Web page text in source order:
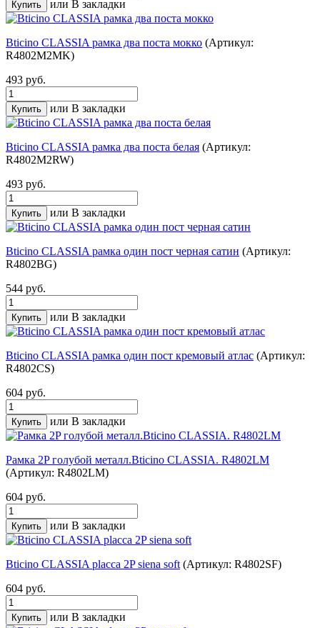
или В закладки
Bticino CLASSIA рамка два поста мокко (Артикул:
R4802M2MK)
493 руб.
или В закладки
Bticino CLASSIA рамка два поста белая (Артикул:
R4802M2RW)
493 руб.
или В закладки
Bticino CLASSIA рамка один пост черная сатин (Артикул:
R4802BG)
544 руб.
или В закладки
Bticino CLASSIA рамка один пост кремовый атлас (Артикул:
R4802CS)
604 руб.
или В закладки
Рамка 2P голубой металл.Bticino CLASSIA. R4802LM
(Артикул: R4802LM)
604 руб.
или В закладки
Bticino CLASSIA placca 2P siena soft (Артикул: R4802SF)
604 руб.
или В закладки